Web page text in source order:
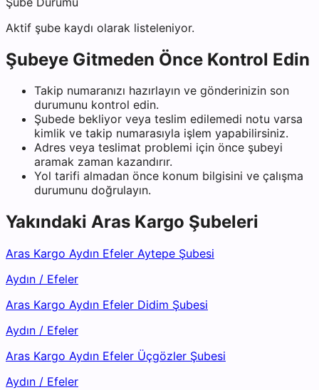
Aktif şube kaydı olarak listeleniyor.
Şubeye Gitmeden Önce Kontrol Edin
Takip numaranızı hazırlayın ve gönderinizin son
durumunu kontrol edin.
Şubede bekliyor veya teslim edilemedi notu varsa
kimlik ve takip numarasıyla işlem yapabilirsiniz.
Adres veya teslimat problemi için önce şubeyi
aramak zaman kazandırır.
Yol tarifi almadan önce konum bilgisini ve çalışma
durumunu doğrulayın.
Yakındaki Aras Kargo Şubeleri
Aras Kargo Aydın Efeler Aytepe Şubesi
Aydın / Efeler
Aras Kargo Aydın Efeler Didim Şubesi
Aydın / Efeler
Aras Kargo Aydın Efeler Üçgözler Şubesi
Aydın / Efeler